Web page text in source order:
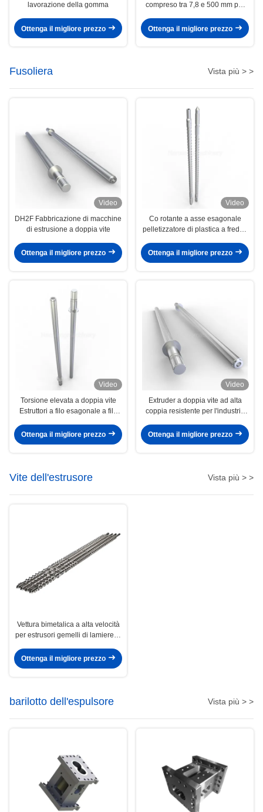
lavorazione della gomma
Ottenga il migliore prezzo
compreso tra 7,8 e 500 mm per
viti
Ottenga il migliore prezzo
Fusoliera Vista più > >
Video
DH2F Fabbricazione di macchine
di estrusione a doppia vite
Ottenga il migliore prezzo
Video
Co rotante a asse esagonale
pelletizzatore di plastica a freddo
Ottenga il migliore prezzo
Video
Torsione elevata a doppia vite
Estruttori a filo esagonale a filo
petrochimica
Ottenga il migliore prezzo
Video
Extruder a doppia vite ad alta
coppia resistente per l'industria
Ottenga il migliore prezzo
Vite dell'estrusore Vista più > >
Vettura bimetalica a alta velocità
per estrusori gemelli di lamiere in
Ottenga il migliore prezzo
barilotto dell'espulsore Vista più > >